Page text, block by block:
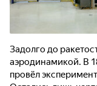
Задолго до
аэродинамикой. В
провёл